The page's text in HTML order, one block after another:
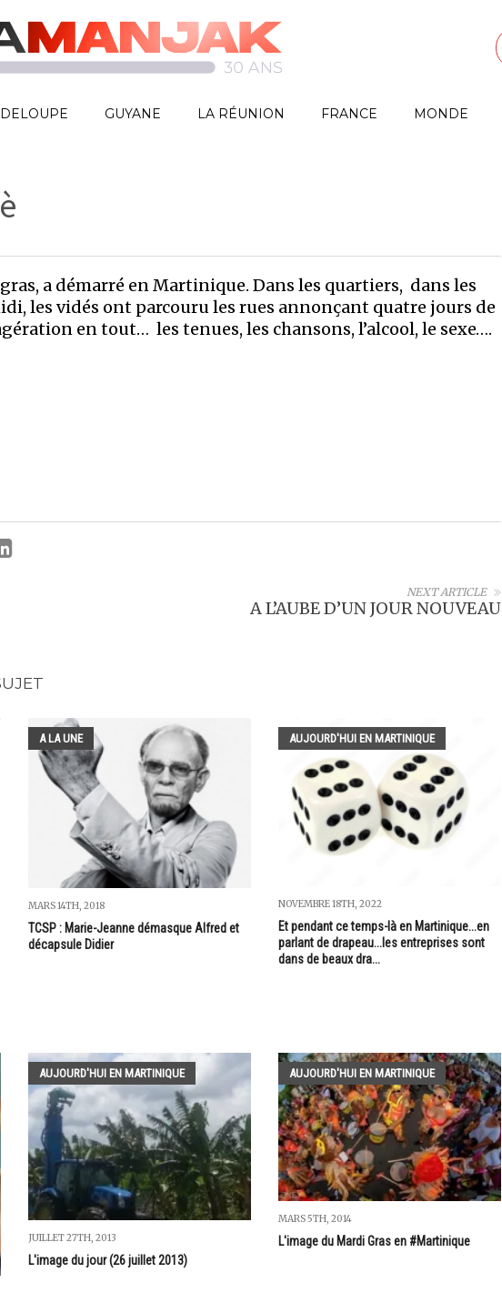
GUYANE LA RÉUNION FRANCE MONDE
a démarré en Martinique. Dans les quartiers, dans les
les vidés ont parcouru les rues annonçant quatre jours de
en tout… les tenues, les chansons, l’alcool, le sexe….
NEXT ARTICLE
A L’AUBE D’UN JOUR NOUVEAU
A LA UNE
MARS 14TH, 2018
TCSP : Marie-Jeanne démasque Alfred et
décapsule Didier
AUJOURD'HUI EN MARTINIQUE
NOVEMBRE 18TH, 2022
Et pendant ce temps-là en Martinique...en
parlant de drapeau...les entreprises sont
dans de beaux dra...
AUJOURD'HUI EN MARTINIQUE
JUILLET 27TH, 2013
L'image du jour (26 juillet 2013)
AUJOURD'HUI EN MARTINIQUE
MARS 5TH, 2014
L'image du Mardi Gras en #Martinique